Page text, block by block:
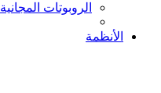
الروبوتات المجانية
الأنظمة